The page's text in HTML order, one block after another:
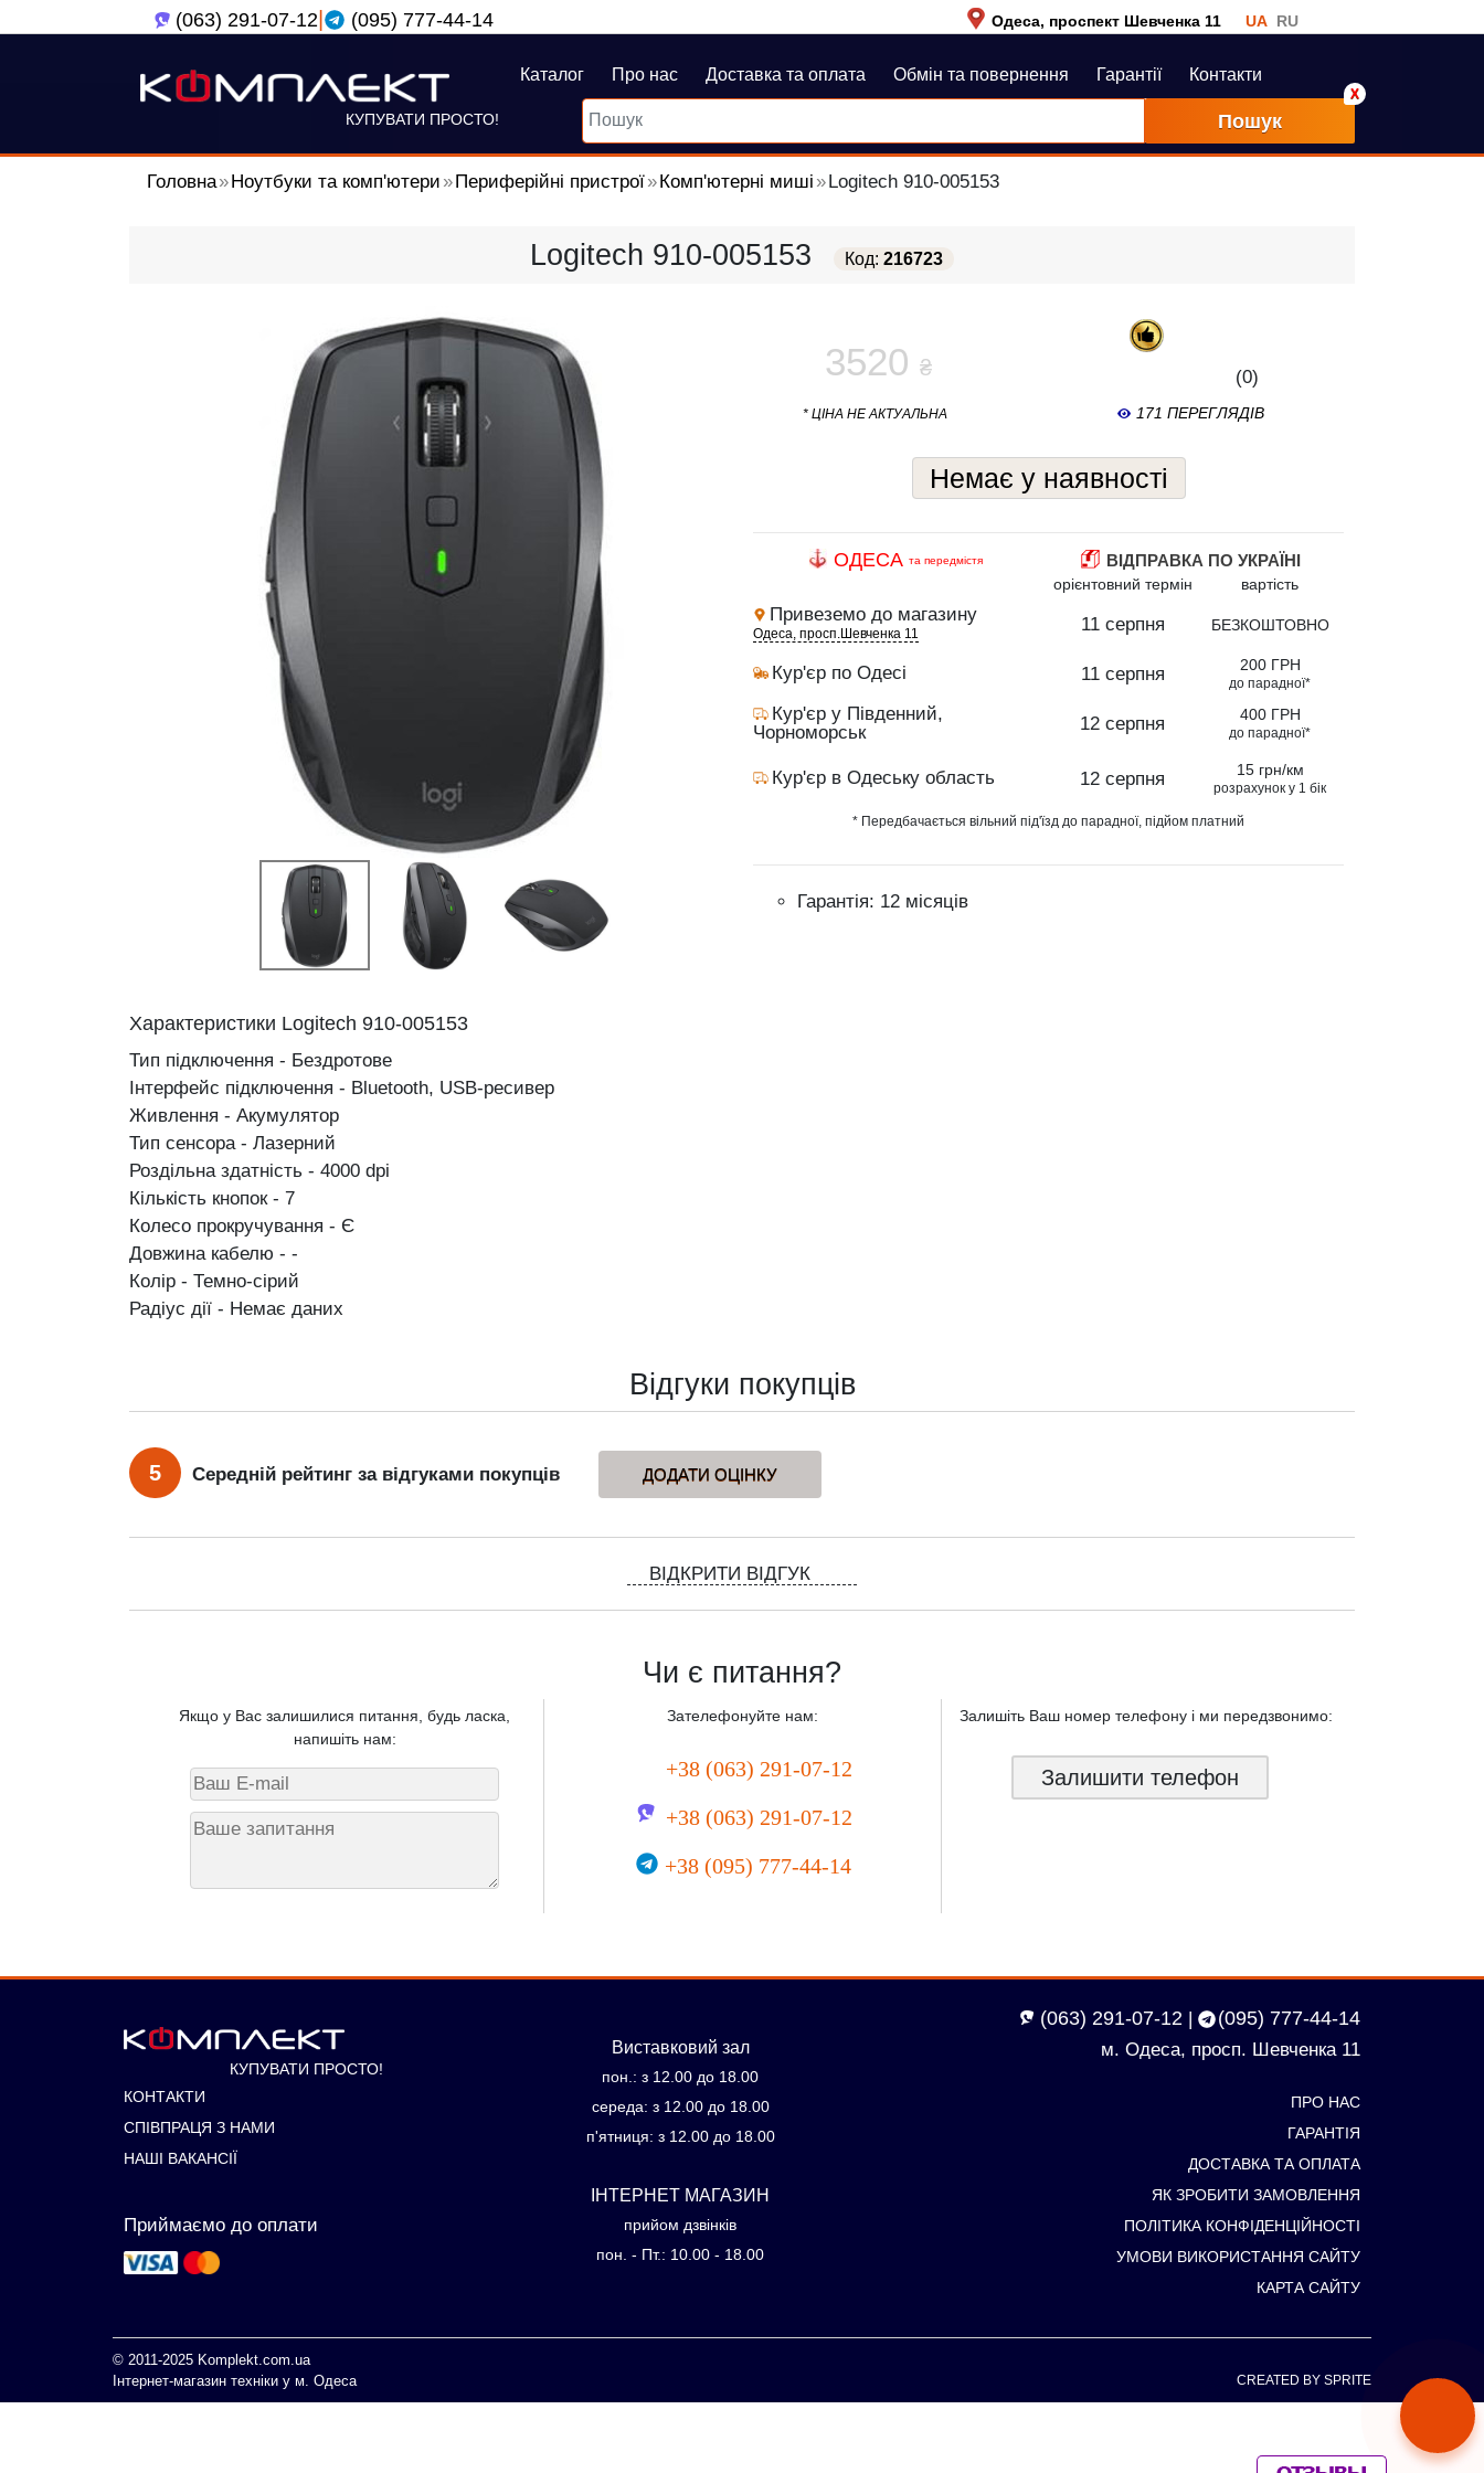
(063) 291-07-12| (095) 777-44-14 Одеса, проспект Шевченка 11 UA RU
КУПУВАТИ ПРОСТО!
Каталог Про нас Доставка та оплата Обмін та повернення Гарантії Контакти
Пошук
Головна Ноутбуки та комп'ютери Периферійні пристрої Комп'ютерні миші Logitech 910-005153
Logitech 910-005153 Код: 216723
3520 ₴ (0)
* ЦІНА НЕ АКТУАЛЬНА 171 ПЕРЕГЛЯДІВ
Немає у наявності
ОДЕСА та передмістя ВІДПРАВКА ПО УКРАЇНІ
орієнтовний термін вартість
Привеземо до магазину
Одеса, просп.Шевченка 11
Кур'єр по Одесі
Кур'єр у Південний,
Чорноморськ
Кур'єр в Одеську область
11 серпня
11 серпня
12 серпня
12 серпня
БЕЗКОШТОВНО
200 ГРН
до парадної*
400 ГРН
до парадної*
15 грн/км
розрахунок у 1 бік
* Передбачається вільний під'їзд до парадної, підйом платний
Гарантія: 12 місяців
Характеристики Logitech 910-005153
Тип підключення - Бездротове
Інтерфейс підключення - Bluetooth, USB-ресивер
Живлення - Акумулятор
Тип сенсора - Лазерний
Роздільна здатність - 4000 dpi
Кількість кнопок - 7
Колесо прокручування - Є
Довжина кабелю - -
Колір - Темно-сірий
Радіус дії - Немає даних
Відгуки покупців
5 Середній рейтинг за відгуками покупців
ВІДКРИТИ ВІДГУК
Чи є питання?
Якщо у Вас залишилися питання, будь ласка,
напишіть нам:
Зателефонуйте нам:
+38 (063) 291-07-12
+38 (063) 291-07-12
+38 (095) 777-44-14
Залишіть Ваш номер телефону і ми передзвонимо:
Залишити телефон
КУПУВАТИ ПРОСТО!
КОНТАКТИ
СПІВПРАЦЯ З НАМИ
НАШІ ВАКАНСІЇ
Приймаємо до оплати
Виставковий зал
пон.: з 12.00 до 18.00
середа: з 12.00 до 18.00
п'ятниця: з 12.00 до 18.00
ІНТЕРНЕТ МАГАЗИН
прийом дзвінків
пон. - Пт.: 10.00 - 18.00
(063) 291-07-12 | (095) 777-44-14
м. Одеса, просп. Шевченка 11
ПРО НАС
ГАРАНТІЯ
ДОСТАВКА ТА ОПЛАТА
ЯК ЗРОБИТИ ЗАМОВЛЕННЯ
ПОЛІТИКА КОНФІДЕНЦІЙНОСТІ
УМОВИ ВИКОРИСТАННЯ САЙТУ
КАРТА САЙТУ
© 2011-2025 Komplekt.com.ua
Інтернет-магазин техніки у м. Одеса
CREATED BY SPRITE